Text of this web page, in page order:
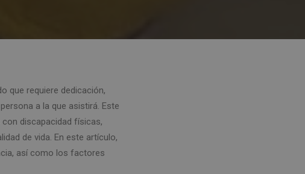
que requiere dedicación,
a la que asistirá. Este
discapacidad físicas,
de vida. En este artículo,
así como los factores